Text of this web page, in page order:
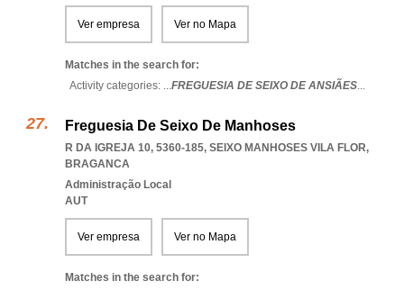
Ver empresa Ver no Mapa
Matches in the search for:
Activity categories: ...FREGUESIA DE SEIXO DE ANSIÃES...
Freguesia De Seixo De Manhoses
R DA IGREJA 10, 5360-185, SEIXO MANHOSES VILA FLOR,
BRAGANCA
Administração Local
AUT
Ver empresa Ver no Mapa
Matches in the search for: